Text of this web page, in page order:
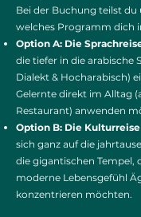
Bei der Buchung teilst du
welches Programm dich
Option A: Die
die tiefer in die arabische
Dialekt & Hocharabisch)
Gelernte direkt im Alltag
Restaurant) anwenden
Option B: Die Kulturreise
sich ganz auf die
die gigantischen Tempel,
moderne Lebensgefühl
konzentrieren möchten.